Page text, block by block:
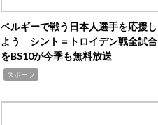
ベルギーで戦う日本人選手を応援し
よう シント＝トロイデン戦全試合
をBS10が今季も無料放送
スポーツ